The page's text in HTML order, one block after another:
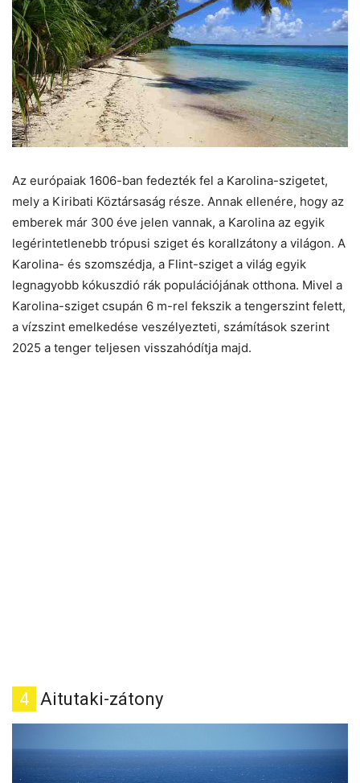
Az európaiak 1606-ban fedezték fel a Karolina-szigetet,
mely a Kiribati Köztársaság része. Annak ellenére, hogy az
emberek már 300 éve jelen vannak, a Karolina az egyik
legérintetlenebb trópusi sziget és korallzátony a világon. A
Karolina- és szomszédja, a Flint-sziget a világ egyik
legnagyobb kókuszdió rák populációjának otthona. Mivel a
Karolina-sziget csupán 6 m-rel fekszik a tengerszint felett,
a vízszint emelkedése veszélyezteti, számítások szerint
2025 a tenger teljesen visszahódítja majd.
4 Aitutaki-zátony